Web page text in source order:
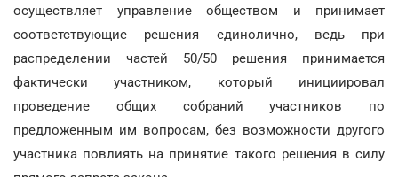
осуществляет управление обществом и принимает
соответствующие решения единолично, ведь при
распределении частей 50/50 решения принимается
фактически участником, который инициировал
проведение общих собраний участников по
предложенным им вопросам, без возможности другого
участника повлиять на принятие такого решения в силу